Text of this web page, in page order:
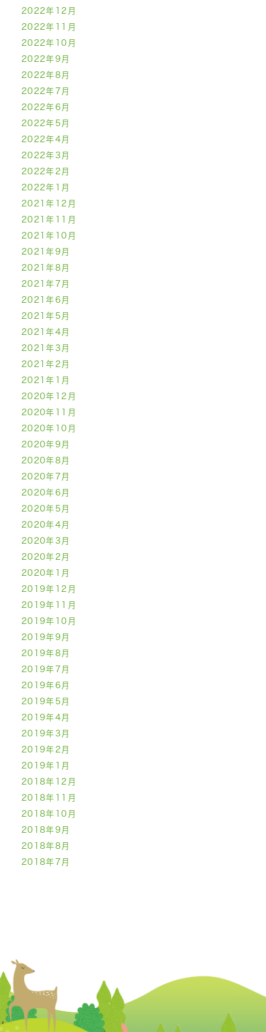
2022年12月
2022年11月
2022年10月
2022年9月
2022年8月
2022年7月
2022年6月
2022年5月
2022年4月
2022年3月
2022年2月
2022年1月
2021年12月
2021年11月
2021年10月
2021年9月
2021年8月
2021年7月
2021年6月
2021年5月
2021年4月
2021年3月
2021年2月
2021年1月
2020年12月
2020年11月
2020年10月
2020年9月
2020年8月
2020年7月
2020年6月
2020年5月
2020年4月
2020年3月
2020年2月
2020年1月
2019年12月
2019年11月
2019年10月
2019年9月
2019年8月
2019年7月
2019年6月
2019年5月
2019年4月
2019年3月
2019年2月
2019年1月
2018年12月
2018年11月
2018年10月
2018年9月
2018年8月
2018年7月